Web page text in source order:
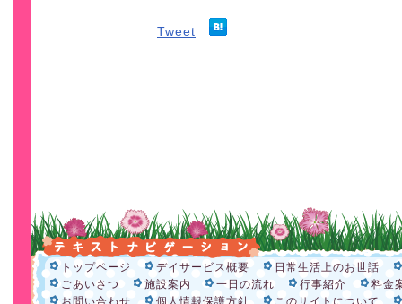
Tweet
トップページ デイサービス概要
日常生活上のお世話
ごあいさつ
施設案内 一日の流れ 行事紹介
料金
お問い合わせ
個人情報保護方針 このサイトについて